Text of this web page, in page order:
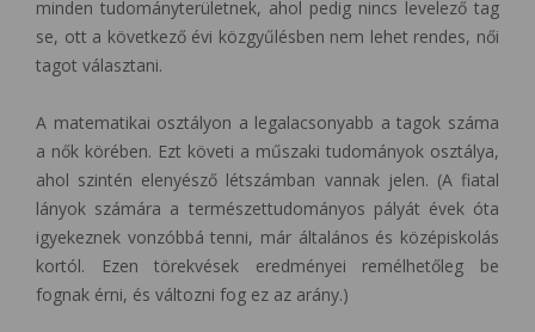
minden tudományterületnek, ahol pedig nincs levelező tag
se, ott a következő évi közgyűlésben nem lehet rendes, női
tagot választani.
A matematikai osztályon a legalacsonyabb a tagok száma
a nők körében. Ezt követi a műszaki tudományok osztálya,
ahol szintén elenyésző létszámban vannak jelen. (A fiatal
lányok számára a természettudományos pályát évek óta
igyekeznek vonzóbbá tenni, már általános és középiskolás
kortól. Ezen törekvések eredményei remélhetőleg be
fognak érni, és változni fog ez az arány.)